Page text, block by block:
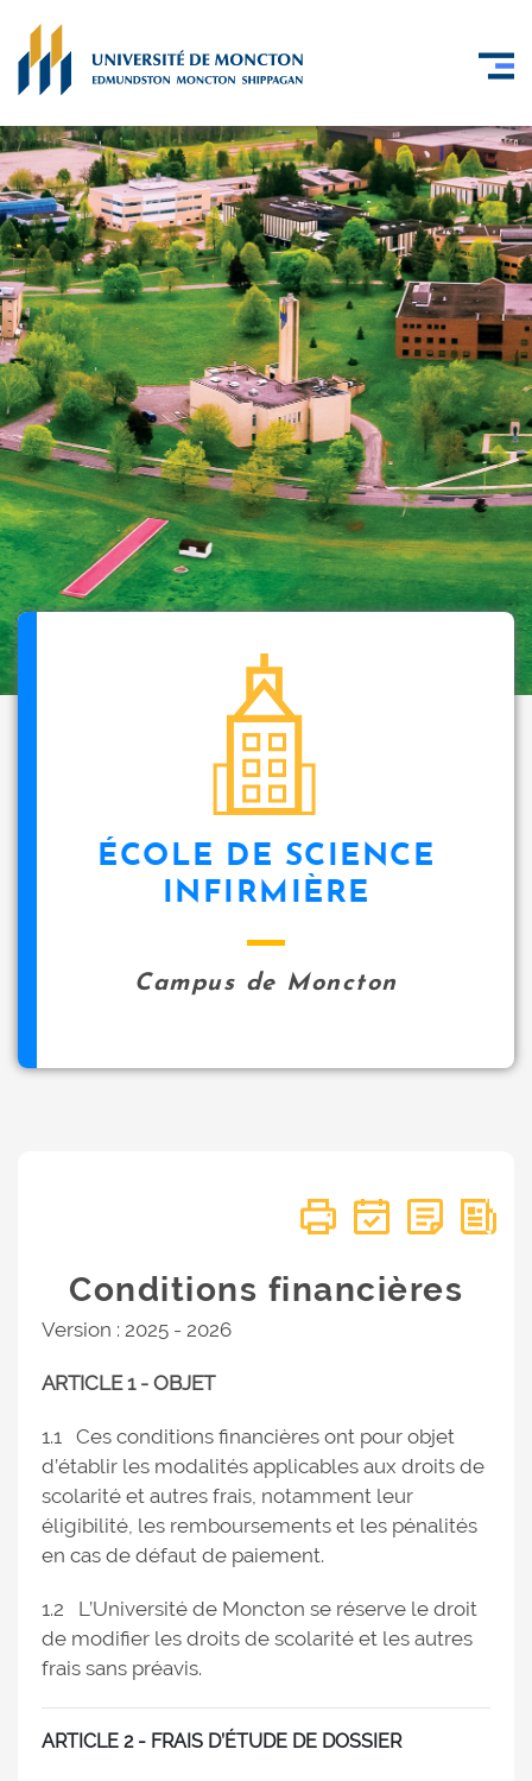
ÉCOLE DE SCIENCE
INFIRMIÈRE
Campus de Moncton
Conditions financières
Version : 2025 - 2026
ARTICLE 1 - OBJET
1.1 Ces conditions financières ont pour objet
d’établir les modalités applicables aux droits de
scolarité et autres frais, notamment leur
éligibilité, les remboursements et les pénalités
en cas de défaut de paiement.
1.2 L’Université de Moncton se réserve le droit
de modifier les droits de scolarité et les autres
frais sans préavis.
ARTICLE 2 - FRAIS D’ÉTUDE DE DOSSIER